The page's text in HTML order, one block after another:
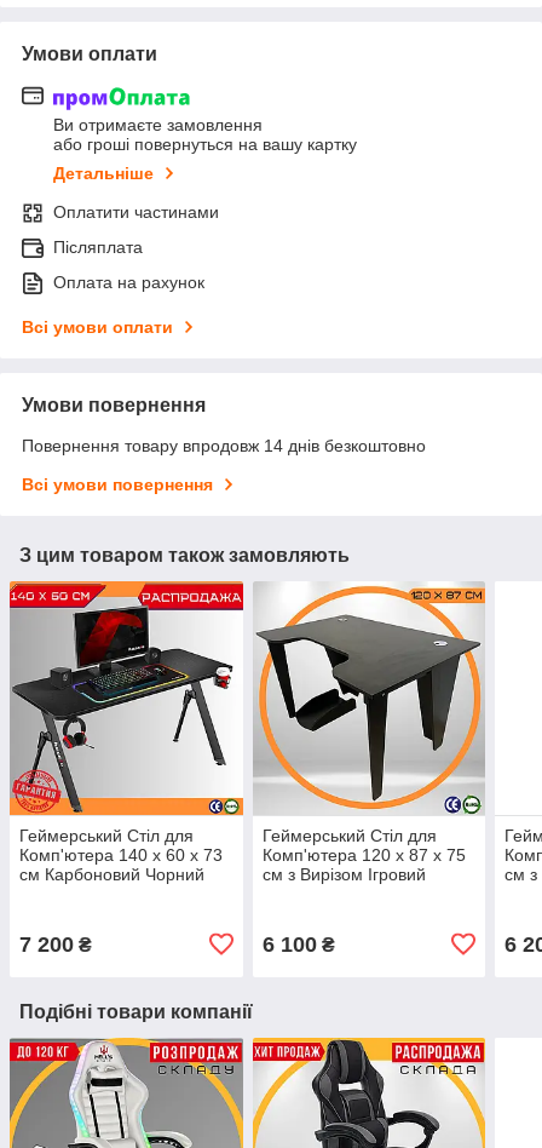
Умови оплати
Ви отримаєте замовлення
або гроші повернуться на вашу картку
Детальніше
Оплатити частинами
Післяплата
Оплата на рахунок
Всі умови оплати
Умови повернення
Повернення товару впродовж 14 днів безкоштовно
Всі умови повернення
З цим товаром також замовляють
Геймерський Стіл для
Комп'ютера 140 x 60 x 73
см Карбоновий Чорний
7 200 ₴
Геймерський Стіл для
Комп'ютера 120 x 87 x 75
см з Вирізом Ігровий
6 100₴
см з
6
Подібні товари компанії